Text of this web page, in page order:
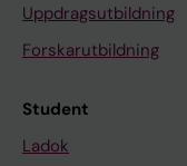
Uppdragsutbildning
Forskarutbildning
Student
Ladok